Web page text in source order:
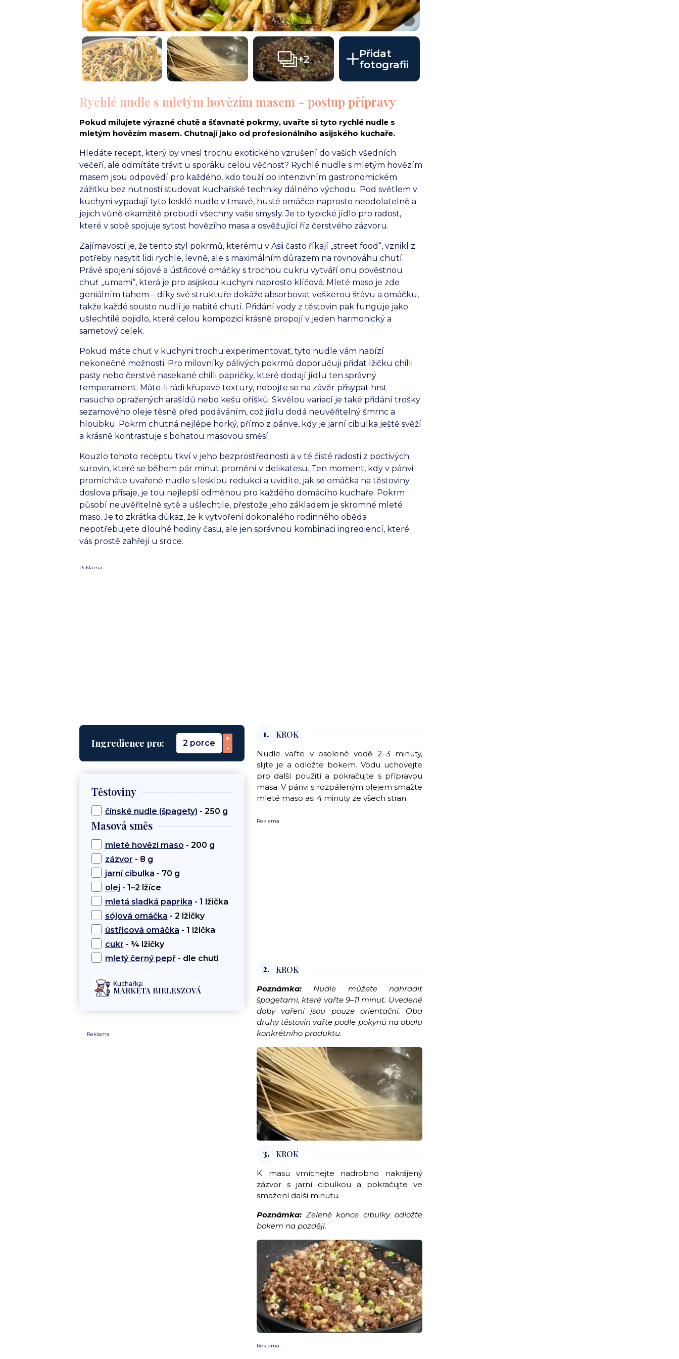
i
+2
Přidat
fotografii
Rychlé nudle s mletým hovězím masem - postup přípravy
Pokud milujete výrazné chutě a šťavnaté pokrmy, uvařte si tyto rychlé nudle s
mletým hovězím masem. Chutnají jako od profesionálního asijského kuchaře.
Hledáte recept, který by vnesl trochu exotického vzrušení do vašich všedních
večeří, ale odmítáte trávit u sporáku celou věčnost? Rychlé nudle s mletým hovězím
masem jsou odpovědí pro každého, kdo touží po intenzivním gastronomickém
zážitku bez nutnosti studovat kuchařské techniky dálného východu. Pod světlem v
kuchyni vypadají tyto lesklé nudle v tmavé, husté omáčce naprosto neodolatelně a
jejich vůně okamžitě probudí všechny vaše smysly. Je to typické jídlo pro radost,
které v sobě spojuje sytost hovězího masa a osvěžující říz čerstvého zázvoru.
Zajímavostí je, že tento styl pokrmů, kterému v Asii často říkají „street food“, vznikl z
potřeby nasytit lidi rychle, levně, ale s maximálním důrazem na rovnováhu chutí.
Právě spojení sójové a ústřicové omáčky s trochou cukru vytváří onu pověstnou
chuť „umami“, která je pro asijskou kuchyni naprosto klíčová. Mleté maso je zde
geniálním tahem – díky své struktuře dokáže absorbovat veškerou šťávu a omáčku,
takže každé sousto nudlí je nabité chutí. Přidání vody z těstovin pak funguje jako
ušlechtilé pojidlo, které celou kompozici krásně propojí v jeden harmonický a
sametový celek.
Pokud máte chuť v kuchyni trochu experimentovat, tyto nudle vám nabízí
nekonečné možnosti. Pro milovníky pálivých pokrmů doporučuji přidat lžičku chilli
pasty nebo čerstvé nasekané chilli papričky, které dodají jídlu ten správný
temperament. Máte-li rádi křupavé textury, nebojte se na závěr přisypat hrst
nasucho opražených arašídů nebo kešu oříšků. Skvělou variací je také přidání trošky
sezamového oleje těsně před podáváním, což jídlu dodá neuvěřitelný šmrnc a
hloubku. Pokrm chutná nejlépe horký, přímo z pánve, kdy je jarní cibulka ještě svěží
a krásně kontrastuje s bohatou masovou směsí.
Kouzlo tohoto receptu tkví v jeho bezprostřednosti a v té čisté radosti z poctivých
surovin, které se během pár minut promění v delikatesu. Ten moment, kdy v pánvi
promícháte uvařené nudle s lesklou redukcí a uvidíte, jak se omáčka na těstoviny
doslova přisaje, je tou nejlepší odměnou pro každého domácího kuchaře. Pokrm
působí neuvěřitelně sytě a ušlechtile, přestože jeho základem je skromné mleté
maso. Je to zkrátka důkaz, že k vytvoření dokonalého rodinného oběda
nepotřebujete dlouhé hodiny času, ale jen správnou kombinaci ingrediencí, které
vás prostě zahřejí u srdce.
Reklama
Ingredience pro: 2 porce
+
-
Těstoviny
čínské nudle (špagety) - 250 g
Masová směs
mleté hovězí maso - 200 g
zázvor - 8 g
jarní cibulka - 70 g
olej - 1–2 lžíce
mletá sladká paprika - 1 lžička
sójová omáčka - 2 lžičky
ústřicová omáčka - 1 lžička
cukr - ¼ lžičky
mletý černý pepř- dle chuti
Kuchařka:
MARKÉTA BIELESZOVÁ
Reklama
1. KROK
Nudle vařte v osolené vodě 2–3 minuty,
slijte je a odložte bokem. Vodu uchovejte
pro další použití a pokračujte s přípravou
masa. V pánvi s rozpáleným olejem smažte
mleté maso asi 4 minuty ze všech stran.
Reklama
2. KROK
Poznámka: Nudle můžete nahradit
špagetami, které vařte 9–11 minut. Uvedené
doby vaření jsou pouze orientační. Oba
druhy těstovin vařte podle pokynů na obalu
konkrétního produktu.
3. KROK
K masu vmíchejte nadrobno nakrájený
zázvor s jarní cibulkou a pokračujte ve
smažení další minutu.
Poznámka: Zelené konce cibulky odložte
bokem na později.
Reklama